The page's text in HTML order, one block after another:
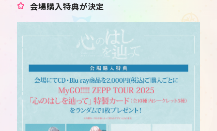
会場購入特典が決定